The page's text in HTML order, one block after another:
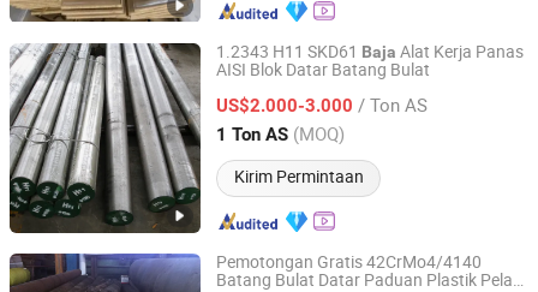
1.2343 H11 SKD61 Baja Alat Kerja Panas
AISI Blok Datar Batang Bulat
US$2.000-3.000 / Ton AS
1 Ton AS (MOQ)
Kirim Permintaan
Ningbo Ningshing Precision Machinery Group Co., Ltd.
Zhejiang, China Harga mulai 2021
Pemotongan Gratis 42CrMo4/4140
Batang Bulat Datar Paduan Plastik Pelat